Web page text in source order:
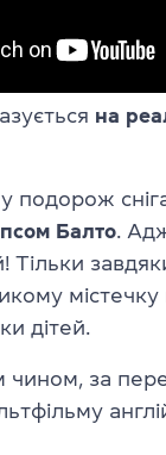
на
подорож
псом Балто.
Тільки
дітей.
чином, за